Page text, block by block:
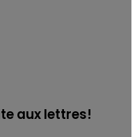
aux lettres!